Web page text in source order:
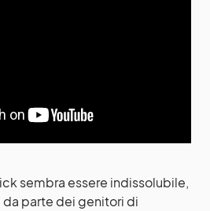
sembra essere indissolubile,
parte dei genitori di